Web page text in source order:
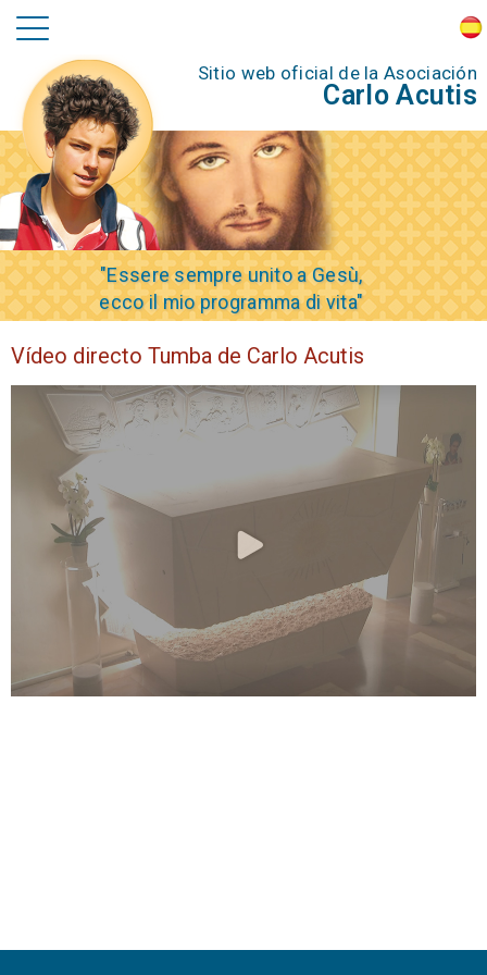
Sitio web oficial de la Asociación
Carlo Acutis
"Essere sempre unito a Gesù,
ecco il mio programma di vita"
Vídeo directo Tumba de Carlo Acutis